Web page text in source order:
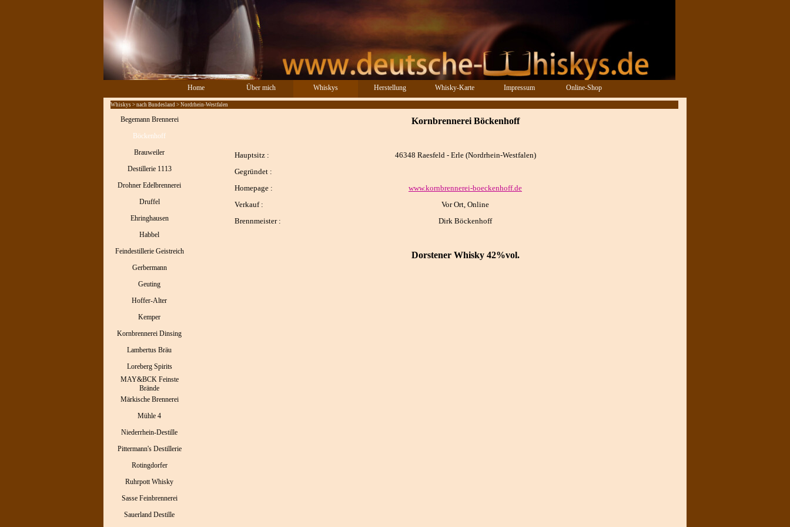
Menü überspringen
Home Über mich Whiskys ▼
Herstellung Whisky-Karte Impressum Online-Shop
Whiskys > nach Bundesland > Nordrhein-Westfalen
Kornbrennerei Böckenhoff
Hauptsitz : 46348 Raesfeld - Erle(Nordrhein-Westfalen)
Gegründet :
Homepage :
www.kornbrennerei-boeckenhoff.de
Verkauf :
Vor Ort, Online
Brennmeister :
Dirk Böckenhoff
Dorstener Whisky 42%vol.
Begemann Brennerei
Böckenhoff
Brauweiler
Destillerie 1113
Drohner Edelbrennerei
Druffel
Ehringhausen
Habbel
Feindestillerie Geistreich
Gerbermann
Geuting
Hoffer-Alter
Kemper
Kornbrennerei Dinsing
Lambertus Bräu
Loreberg Spirits
MAY&BCK Feinste
Brände
Märkische Brennerei
Mühle 4
Niederrhein-Destille
Pittermann's Destillerie
Rotingdorfer
Ruhrpott Whisky
Sasse Feinbrennerei
Sauerland Destille